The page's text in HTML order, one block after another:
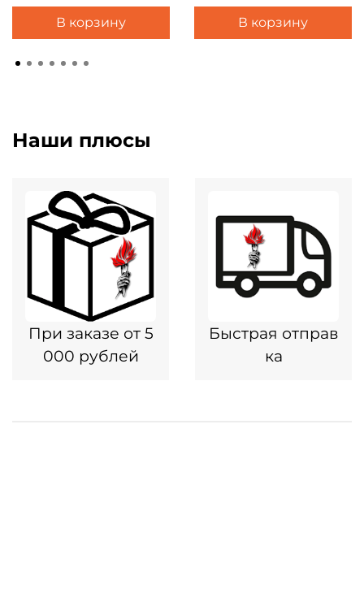
В корзину В корзину
Наши плюсы
При заказе от 5
000 рублей
Быстрая отправ
ка